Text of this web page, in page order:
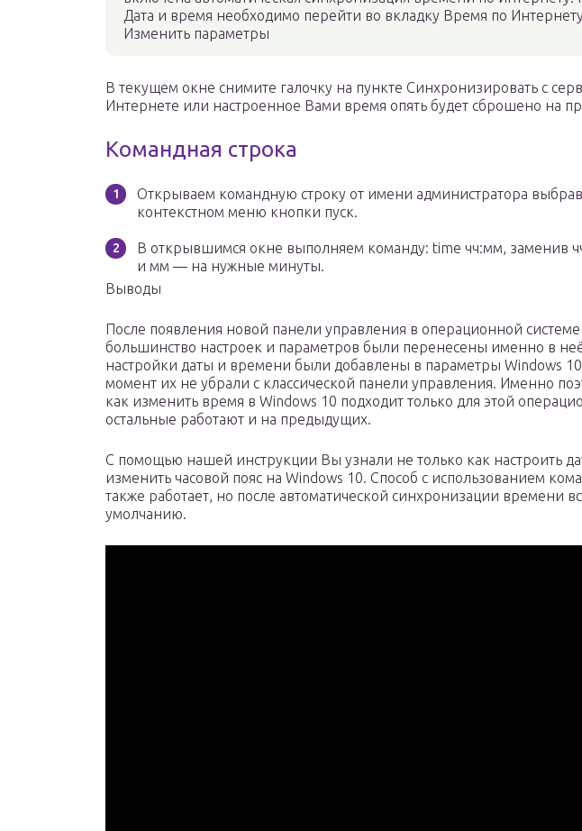
Дата и время необходимо перейти во вкладку Время по
Изменить параметры
В текущем окне снимите галочку на пункте Синхронизировать с
Интернете или настроенное Вами время опять будет сброшено на
Командная строка
Открываем командную строку от имени администратора
контекстном меню кнопки пуск.
В открывшимся окне выполняем команду: time чч:мм, заменив
и мм — на нужные минуты.
Выводы
После появления новой панели управления в операционной системе
большинство настроек и параметров были перенесены именно в
настройки даты и времени были добавлены в параметры Windows
момент их не убрали с классической панели управления. Именно
как изменить время в Windows 10 подходит только для этой
остальные работают и на предыдущих.
С помощью нашей инструкции Вы узнали не только как настроить
изменить часовой пояс на Windows 10. Способ с использованием
также работает, но после автоматической синхронизации времени
умолчанию.